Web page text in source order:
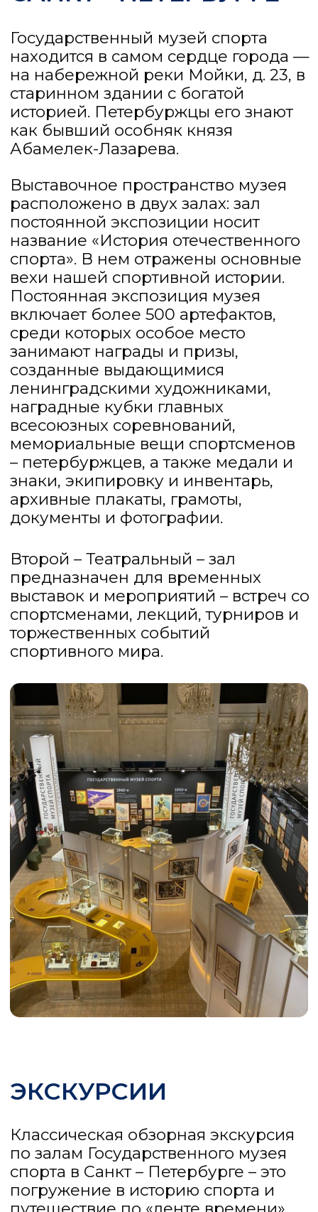
Второй – Театральный – зал
предназначен для временных
выставок и мероприятий – встреч со
спортсменами, лекций, турниров и
торжественных событий
спортивного мира.
среди которых особое место
занимают награды и призы,
созданные выдающимися
ленинградскими художниками,
наградные кубки главных
всесоюзных соревнований,
мемориальные вещи спортсменов
– петербуржцев, а также медали и
знаки, экипировку и инвентарь,
архивные плакаты, грамоты,
Экскурсия позволит вам узнать о
вехах развития спорта и
физической культуры в нашей
стране, самых выдающихся
спортсменах Российской империи,
Советского Союза и Российской
Федерации, а также своими
глазами увидеть редкие награды,
призы, экипировку и другие
раритеты отечественной
спортивной индустрии. В
экспозиции демонстрируются
наградные и памятные медали
соревнований различного уровня,
личные вещи известных
спортсменов – Виталия Абалакова,
Людмилы Игнатьевой, Игоря
Бобрина, Екатерины Гордеевой,
наградные кубки всесоюзных и
народов СССР, приз XIII
Международного хоккейного
«Ленинградская правда», приз
чемпионата Европы по борьбе 1976
г., переходящий приз Первенства
СССР по спортивной гимнастике,
приз соревнований по гимнастике
среди женщин на III
Международных играх молодежи
Классическая обзорная экскурсия
по залам Государственного музея
спорта в Санкт – Петербурге – это
погружение в историю спорта и
путешествие по «ленте времени»,
побед и достижений
отечественного спорта, а также зал
временной выставки
«Олимпийские игры в артефактах.
Из коллекции Владимира
Потанина».
ЭКСКУРСИИ